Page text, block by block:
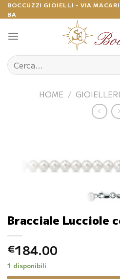
Salta
ai
contenuti
BOCCUZZI GIOIELLI - VIA
BA
Cerca:
HOME /
Bracciale Lucciole
€184.00
1 disponibili